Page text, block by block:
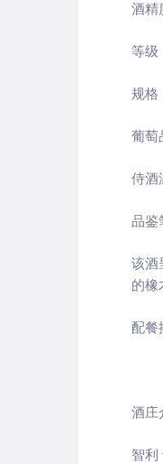
酒
等
规
葡
侍酒
品鉴
该酒
的橡
配餐
酒庄
智利